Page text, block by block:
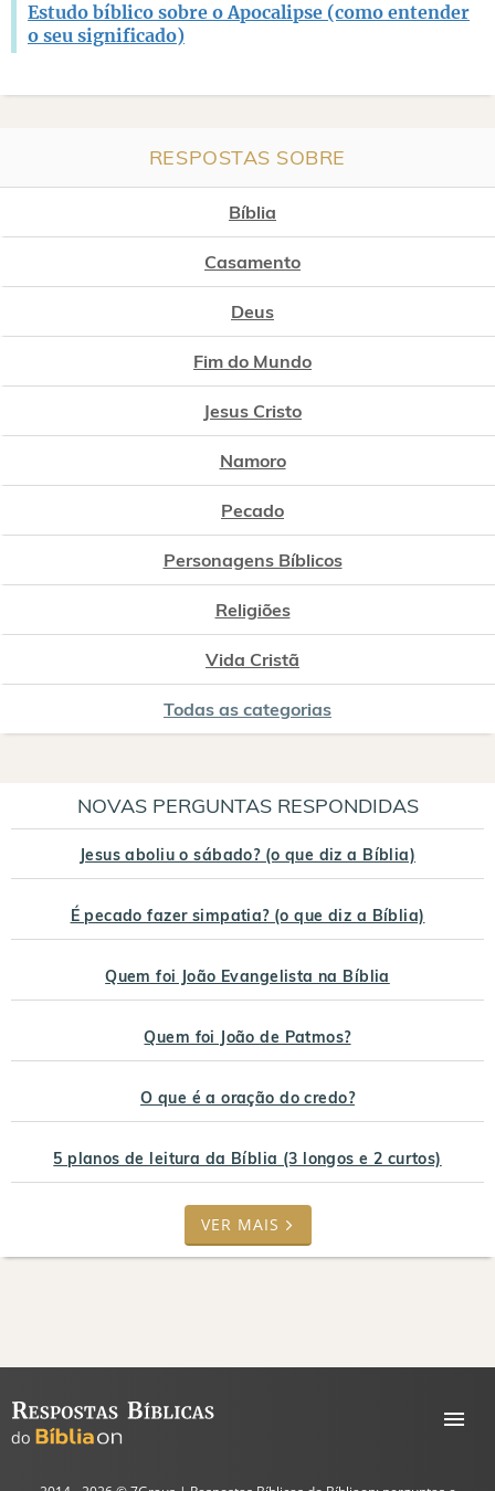
Estudo bíblico sobre o Apocalipse (como entender
o seu significado)
RESPOSTAS SOBRE
Bíblia
Casamento
Deus
Fim do Mundo
Jesus Cristo
Namoro
Pecado
Personagens Bíblicos
Religiões
Vida Cristã
Todas as categorias
NOVAS PERGUNTAS RESPONDIDAS
Jesus aboliu o sábado? (o que diz a Bíblia)
É pecado fazer simpatia? (o que diz a Bíblia)
Quem foi João Evangelista na Bíblia
Quem foi João de Patmos?
O que é a oração do credo?
5 planos de leitura da Bíblia (3 longos e 2 curtos)
VER MAIS